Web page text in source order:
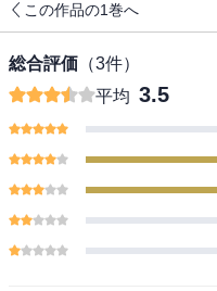
この作品の1巻へ
総合評価 （3件）
平均 3.5